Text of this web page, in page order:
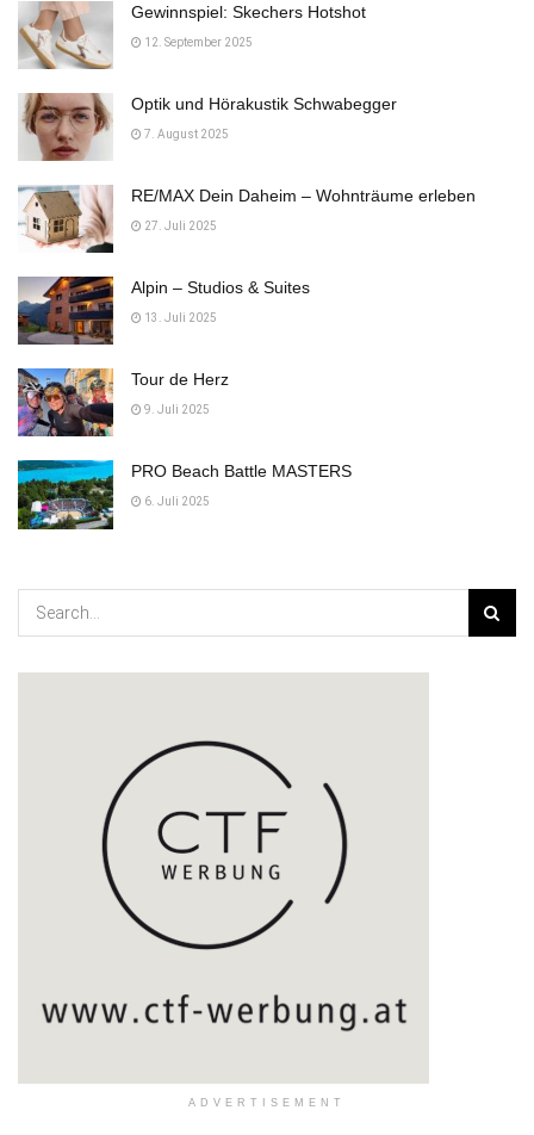
Gewinnspiel: Skechers Hotshot
12. September 2025
Optik und Hörakustik Schwabegger
7. August 2025
RE/MAX Dein Daheim – Wohnträume erleben
27. Juli 2025
Alpin – Studios & Suites
13. Juli 2025
Tour de Herz
9. Juli 2025
PRO Beach Battle MASTERS
6. Juli 2025
ADVERTISEMENT